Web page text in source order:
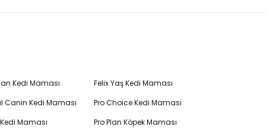
Kedi Maması
Canin Kedi Maması
Maması
Felix Yaş Kedi Maması
Pro Choice Kedi Maması
Pro Plan Köpek Maması